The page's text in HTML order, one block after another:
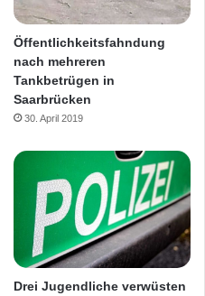
Öffentlichkeitsfahndung
nach mehreren
Tankbetrügen in
Saarbrücken
30. April 2019
Drei Jugendliche verwüsten